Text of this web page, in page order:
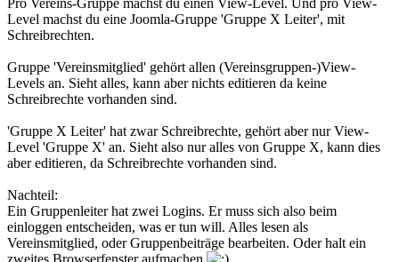
Level machst du eine Joomla-Gruppe 'Gruppe X Leiter', mit
Schreibrechten.
Gruppe 'Vereinsmitglied' gehört allen (Vereinsgruppen-)View-
Levels an. Sieht alles, kann aber nichts editieren da keine
Schreibrechte vorhanden sind.
'Gruppe X Leiter' hat zwar Schreibrechte, gehört aber nur View-
Level 'Gruppe X' an. Sieht also nur alles von Gruppe X, kann dies
aber editieren, da Schreibrechte vorhanden sind.
Nachteil:
Ein Gruppenleiter hat zwei Logins. Er muss sich also beim
einloggen entscheiden, was er tun will. Alles lesen als
Vereinsmitglied, oder Gruppenbeiträge bearbeiten. Oder halt ein
zweites Browserfenster aufmachen